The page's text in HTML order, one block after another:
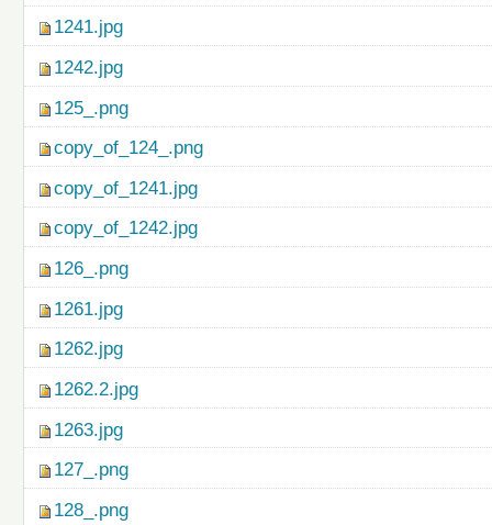
1241.jpg
1242.jpg
125_.png
copy_of_124_.png
copy_of_1241.jpg
copy_of_1242.jpg
126_.png
1261.jpg
1262.jpg
1262.2.jpg
1263.jpg
127_.png
128_.png